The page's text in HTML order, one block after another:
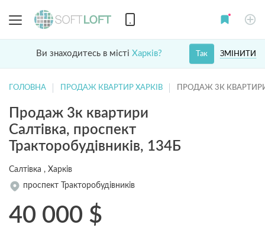
Ви знаходитесь в місті Харків? ЗМІНИТИ
Так
ГОЛОВНА ПРОДАЖ КВАРТИР ХАРКІВ ПРОДАЖ 3К
Продаж 3к квартири
Салтівка, проспект
Тракторобудівників, 134Б
Салтівка , Харків
проспект Тракторобудівників
40 000 $